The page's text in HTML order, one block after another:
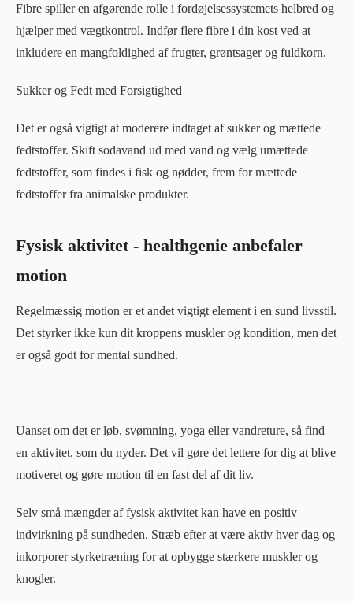
Fibre spiller en afgørende rolle i fordøjelsessystemets helbred og
hjælper med vægtkontrol. Indfør flere fibre i din kost ved at
inkludere en mangfoldighed af frugter, grøntsager og fuldkorn.
Sukker og Fedt med Forsigtighed
Det er også vigtigt at moderere indtaget af sukker og mættede
fedtstoffer. Skift sodavand ud med vand og vælg umættede
fedtstoffer, som findes i fisk og nødder, frem for mættede
fedtstoffer fra animalske produkter.
Fysisk aktivitet - healthgenie anbefaler
motion
Regelmæssig motion er et andet vigtigt element i en sund livsstil.
Det styrker ikke kun dit kroppens muskler og kondition, men det
er også godt for mental sundhed.
Uanset om det er løb, svømning, yoga eller vandreture, så find
en aktivitet, som du nyder. Det vil gøre det lettere for dig at blive
motiveret og gøre motion til en fast del af dit liv.
Selv små mængder af fysisk aktivitet kan have en positiv
indvirkning på sundheden. Stræb efter at være aktiv hver dag og
inkorporer styrketræning for at opbygge stærkere muskler og
knogler.